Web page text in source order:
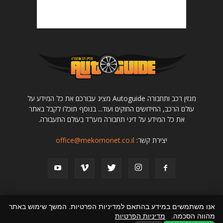
מגזין רכב ותחבורה Autoguide מציג עבורכם את כל המידע על
עולם הרכב, החידושים החוקים ועוד... בנוסף תוכלו לקבל באתר
את כל המידע על דיני תחבורה מעו"ד בעולם התעבורה.
יצירת קשר: office@mekomonet.co.il
מחפשים כותבים תמיכה פרסמו אצלנו
אנו משתמשים במידע בהתאם למדיניות הפרטיות. המשך שימוש באתר
מהווה הסכמה. מדיניות הפרטיות